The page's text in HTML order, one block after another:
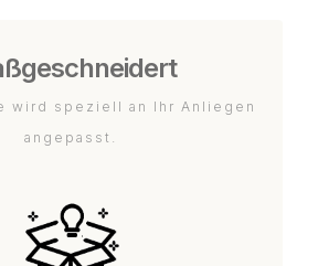
wird speziell an Ihr Anliegen
angepasst.